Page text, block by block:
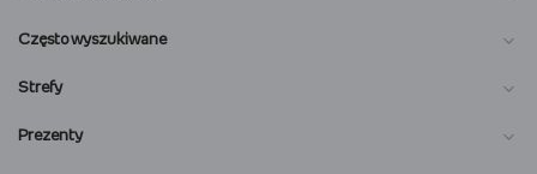
Często wyszukiwane
Strefy
Prezenty